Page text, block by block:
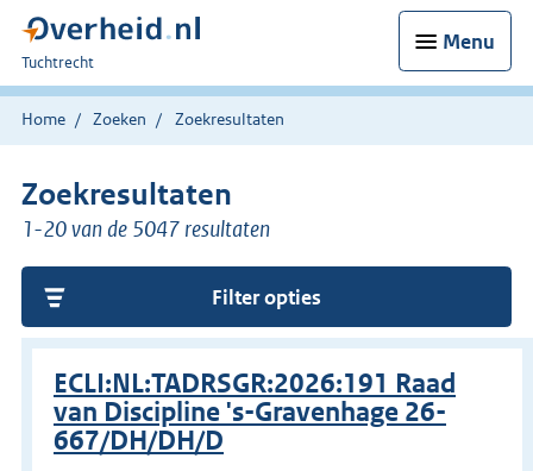
Menu
U
bent
hier:
Tuchtrecht
Home Zoeken Zoekresultaten
Zoekresultaten
1-20 van de 5047 resultaten
Filter opties
ECLI:NL:TADRSGR:2026:191 Raad
van Discipline 's-Gravenhage 26-
667/DH/DH/D